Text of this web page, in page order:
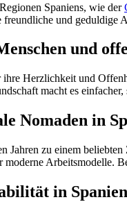
Spaniens, wie der
und geduldige
und
Herzlichkeit und
macht es
Nomaden in
Jahren zu einem
moderne Arbeitsmodelle.
in Spanien